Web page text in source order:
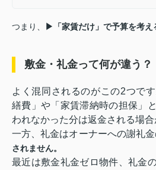
つまり、 ▶「家賃だけ」で予算を考え
敷金・礼金って何が違う？
よく混同されるのがこの2つで
繕費」や「家賃滞納時の担保」
われなかった分は返金される場合
一方、礼金はオーナーへの謝礼金
されません。
最近は敷金礼金ゼロ物件、礼金